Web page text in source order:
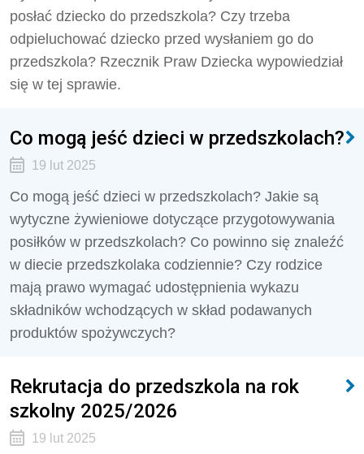
posłać dziecko do przedszkola? Czy trzeba
odpieluchować dziecko przed wysłaniem go do
przedszkola? Rzecznik Praw Dziecka wypowiedział
się w tej sprawie.
Co mogą jeść dzieci w przedszkolach?
19 lut 2025
Co mogą jeść dzieci w przedszkolach? Jakie są
wytyczne żywieniowe dotyczące przygotowywania
posiłków w przedszkolach? Co powinno się znaleźć
w diecie przedszkolaka codziennie? Czy rodzice
mają prawo wymagać udostępnienia wykazu
składników wchodzących w skład podawanych
produktów spożywczych?
Rekrutacja do przedszkola na rok
szkolny 2025/2026
19 lut 2025